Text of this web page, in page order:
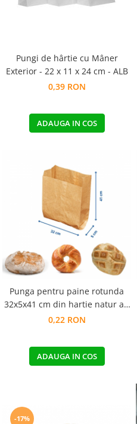
Pungi de hârtie cu Mâner
Exterior - 22 x 11 x 24 cm - ALB
0,39 RON
ADAUGA IN COS
Punga pentru paine rotunda
32x5x41 cm din hartie natur au
revenit in stoc
0,22 RON
ADAUGA IN COS
-17%